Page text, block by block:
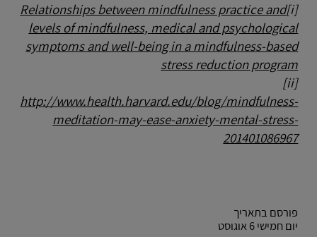
[i]
Relationships between mindfulness practice and
levels of mindfulness, medical and psychological
symptoms and well-being in a mindfulness-based
stress reduction program
[ii]
http://www.health.harvard.edu/blog/mindfulness-
meditation-may-ease-anxiety-mental-stress-
201401086967
פורסם בתאריך
יום חמישי 6 אוגוסט